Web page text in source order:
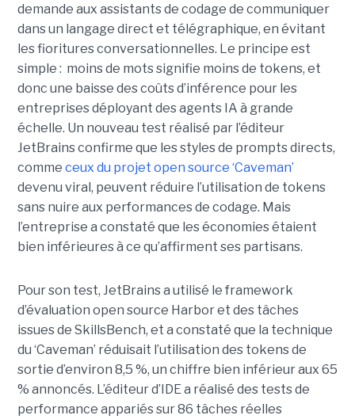
demande aux assistants de codage de communiquer
dans un langage direct et télégraphique, en évitant
les fioritures conversationnelles. Le principe est
simple : moins de mots signifie moins de tokens, et
donc une baisse des coûts d’inférence pour les
entreprises déployant des agents IA à grande
échelle. Un nouveau test réalisé par l’éditeur
JetBrains confirme que les styles de prompts directs,
comme ceux du projet open source ‘Caveman’
devenu viral, peuvent réduire l’utilisation de tokens
sans nuire aux performances de codage. Mais
l’entreprise a constaté que les économies étaient
bien inférieures à ce qu’affirment ses partisans.
Pour son test, JetBrains a utilisé le framework
d’évaluation open source Harbor et des tâches
issues de SkillsBench, et a constaté que la technique
du ‘Caveman’ réduisait l’utilisation des tokens de
sortie d’environ 8,5 %, un chiffre bien inférieur aux 65
% annoncés. L’éditeur d’IDE a réalisé des tests de
performance appariés sur 86 tâches réelles